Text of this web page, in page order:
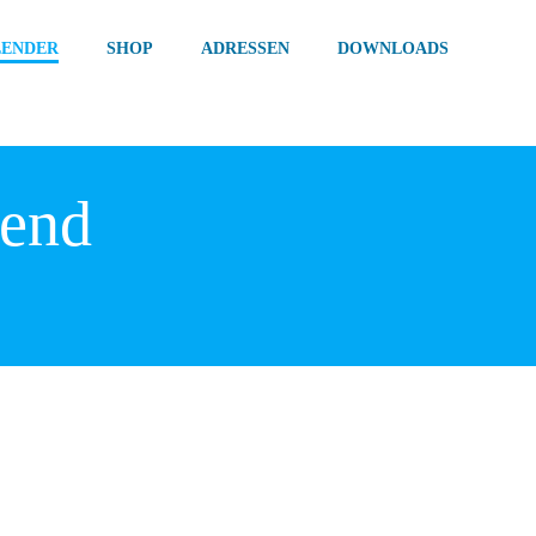
SHOP ADRESSEN DOWNLOADS